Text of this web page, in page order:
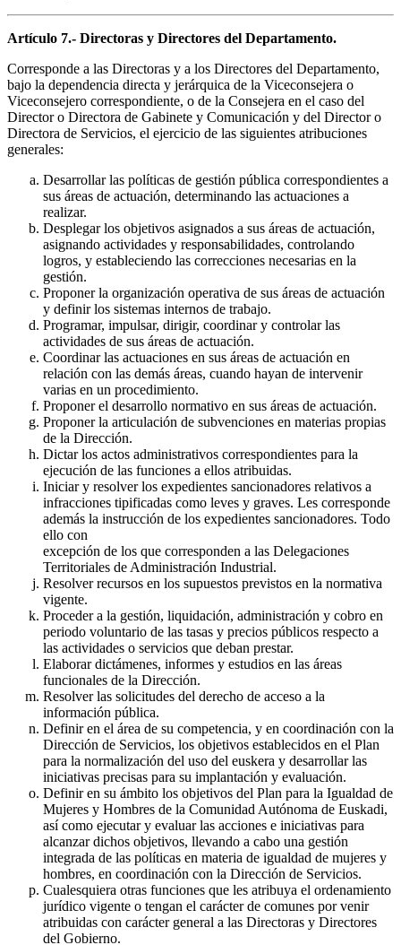
Artículo 7.- Directoras y Directores del Departamento.
Corresponde a las Directoras y a los Directores del Departamento,
bajo la dependencia directa y jerárquica de la Viceconsejera o
Viceconsejero correspondiente, o de la Consejera en el caso del
Director o Directora de Gabinete y Comunicación y del Director o
Directora de Servicios, el ejercicio de las siguientes atribuciones
generales:
Desarrollar las políticas de gestión pública correspondientes a
sus áreas de actuación, determinando las actuaciones a
realizar.
Desplegar los objetivos asignados a sus áreas de actuación,
asignando actividades y responsabilidades, controlando
logros, y estableciendo las correcciones necesarias en la
gestión.
Proponer la organización operativa de sus áreas de actuación
y definir los sistemas internos de trabajo.
Programar, impulsar, dirigir, coordinar y controlar las
actividades de sus áreas de actuación.
Coordinar las actuaciones en sus áreas de actuación en
relación con las demás áreas, cuando hayan de intervenir
varias en un procedimiento.
Proponer el desarrollo normativo en sus áreas de actuación.
Proponer la articulación de subvenciones en materias propias
de la Dirección.
Dictar los actos administrativos correspondientes para la
ejecución de las funciones a ellos atribuidas.
Iniciar y resolver los expedientes sancionadores relativos a
infracciones tipificadas como leves y graves. Les corresponde
además la instrucción de los expedientes sancionadores. Todo
ello con
excepción de los que corresponden a las Delegaciones
Territoriales de Administración Industrial.
Resolver recursos en los supuestos previstos en la normativa
vigente.
Proceder a la gestión, liquidación, administración y cobro en
periodo voluntario de las tasas y precios públicos respecto a
las actividades o servicios que deban prestar.
Elaborar dictámenes, informes y estudios en las áreas
funcionales de la Dirección.
Resolver las solicitudes del derecho de acceso a la
información pública.
Definir en el área de su competencia, y en coordinación con la
Dirección de Servicios, los objetivos establecidos en el Plan
para la normalización del uso del euskera y desarrollar las
iniciativas precisas para su implantación y evaluación.
Definir en su ámbito los objetivos del Plan para la Igualdad de
Mujeres y Hombres de la Comunidad Autónoma de Euskadi,
así como ejecutar y evaluar las acciones e iniciativas para
alcanzar dichos objetivos, llevando a cabo una gestión
integrada de las políticas en materia de igualdad de mujeres y
hombres, en coordinación con la Dirección de Servicios.
Cualesquiera otras funciones que les atribuya el ordenamiento
jurídico vigente o tengan el carácter de comunes por venir
atribuidas con carácter general a las Directoras y Directores
del Gobierno.